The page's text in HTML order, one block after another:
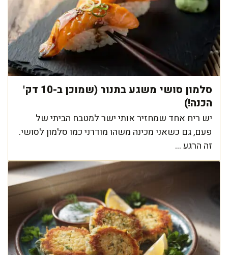
סלמון סושי משגע בתנור (שמוכן ב-10 דק'
הכנה!)
יש ריח אחד שמחזיר אותי ישר למטבח הביתי של
פעם, גם כשאני מכינה משהו מודרני כמו סלמון לסושי.
זה הרגע ...